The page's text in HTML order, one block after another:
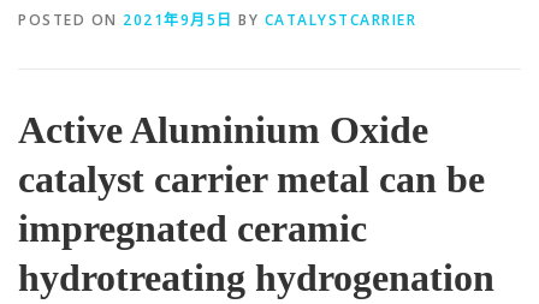
POSTED ON 2021年9月5日 BY CATALYSTCARRIER
Active Aluminium Oxide
catalyst carrier metal can be
impregnated ceramic
hydrotreating hydrogenation